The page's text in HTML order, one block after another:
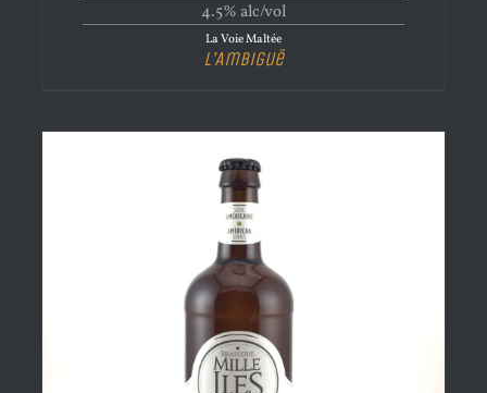
4.5% alc/vol
La Voie Maltée
L’Ambiguë